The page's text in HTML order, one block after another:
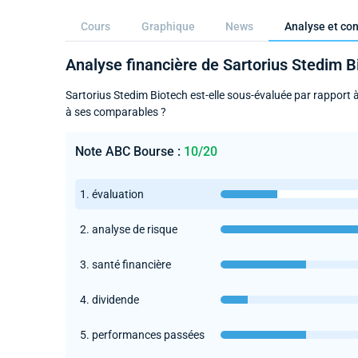
Cours Graphique News Analyse et
Analyse financière de Sartorius Stedim
Sartorius Stedim Biotech est-elle sous-évaluée par
à ses comparables ?
Note ABC Bourse : 10/20
1. évaluation
2. analyse de risque
3. santé financière
4. dividende
5. performances passées